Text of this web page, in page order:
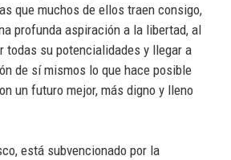
que muchos de ellos traen consigo,
profunda aspiración a la libertad, al
todas su potencialidades y llegar a
de sí mismos lo que hace posible
un futuro mejor, más digno y lleno
está subvencionado por la